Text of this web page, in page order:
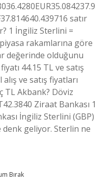
satır
1 İngiliz Sterlini =
rakamlarına göre
değerinde olduğunu
44.15 TL ve satış
ve satış fiyatları
TL Akbank? Döviz
Ziraat Bankası 1
İngiliz Sterlini (GBP)
denk geliyor. Sterlin ne
Bırak